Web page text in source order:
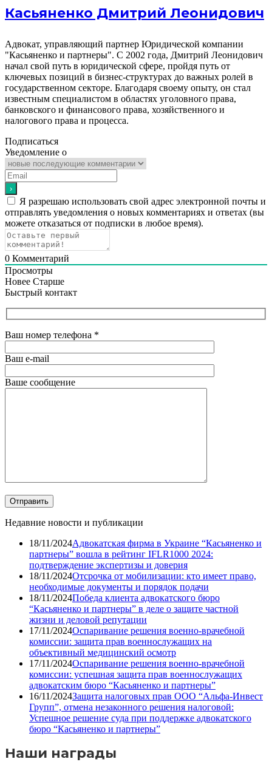
Касьяненко Дмитрий Леонидович
Адвокат, управляющий партнер Юридической компании
"Касьяненко и партнеры". С 2002 года, Дмитрий Леонидович
начал свой путь в юридической сфере, пройдя путь от
ключевых позиций в бизнес-структурах до важных ролей в
государственном секторе. Благодаря своему опыту, он стал
известным специалистом в областях уголовного права,
банковского и финансового права, хозяйственного и
налогового права и процесса.
Подписаться
Уведомление о
Я разрешаю использовать свой адрес электронной почты и
отправлять уведомления о новых комментариях и ответах (вы
можете отказаться от подписки в любое время).
0 Комментарий
Просмотры
Новее Старше
Быстрый контакт
Ваш номер телефона *
Ваш e-mail
Ваше сообщение
Недавние новости и публикации
18/11/2024Адвокатская фирма в Украине “Касьяненко и
партнеры” вошла в рейтинг IFLR1000 2024:
подтверждение экспертизы и доверия
18/11/2024Отсрочка от мобилизации: кто имеет право,
необходимые документы и порядок подачи
18/11/2024Победа клиента адвокатского бюро
“Касьяненко и партнеры” в деле о защите частной
жизни и деловой репутации
17/11/2024Оспаривание решения военно-врачебной
комиссии: защита прав военнослужащих на
объективный медицинский осмотр
17/11/2024Оспаривание решения военно-врачебной
комиссии: успешная защита прав военнослужащих
адвокатским бюро “Касьяненко и партнеры”
16/11/2024Защита налоговых прав ООО “Альфа-Инвест
Групп”, отмена незаконного решения налоговой:
Успешное решение суда при поддержке адвокатского
бюро “Касьяненко и партнеры”
Наши награды